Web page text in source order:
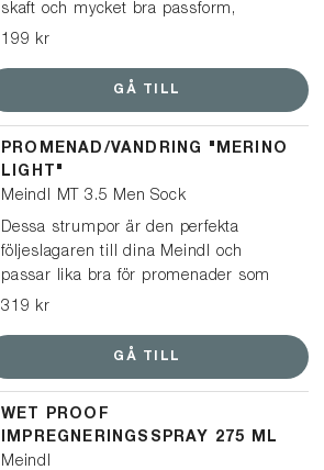
skaft och mycket bra passform,
lämplig för promenadskor, sneakers
199 kr
GÅ TILL
PROMENAD/VANDRING "MERINO
LIGHT"
Meindl MT 3.5 Men Sock
Dessa strumpor är den perfekta
följeslagaren till dina Meindl och
passar lika bra för promenader som
vandringar. En multifunktionell och lätt
merinoull och syntetiskt garn, vilket
balanserat klimat i dina skor.
319 kr
GÅ TILL
WET PROOF
IMPREGNERINGSSPRAY 275 ML
Meindl